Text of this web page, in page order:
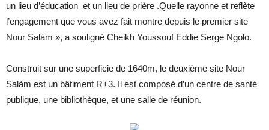
un lieu d’éducation et un lieu de prière .Quelle rayonne et reflète
l’engagement que vous avez fait montre depuis le premier site
Nour Salàm », a souligné Cheikh Youssouf Eddie Serge Ngolo.
Construit sur une superficie de 1640m, le deuxième site Nour
Salàm est un bâtiment R+3. Il est composé d’un centre de santé
publique, une bibliothèque, et une salle de réunion.